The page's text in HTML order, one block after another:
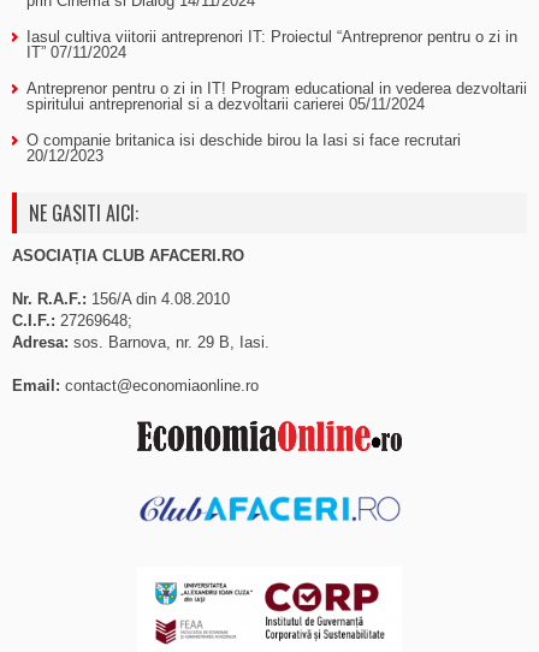
Iasul cultiva viitorii antreprenori IT: Proiectul “Antreprenor pentru o zi in
IT” 07/11/2024
Antreprenor pentru o zi in IT! Program educational in vederea dezvoltarii
spiritului antreprenorial si a dezvoltarii carierei 05/11/2024
O companie britanica isi deschide birou la Iasi si face recrutari
20/12/2023
NE GASITI AICI:
ASOCIAȚIA CLUB AFACERI.RO
Nr. R.A.F.: 156/A din 4.08.2010
C.I.F.: 27269648;
Adresa: sos. Barnova, nr. 29 B, Iasi.
Email: contact@economiaonline.ro